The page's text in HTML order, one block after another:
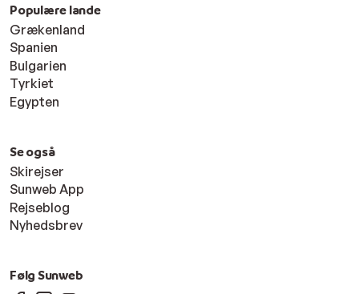
Populære lande
Grækenland
Spanien
Bulgarien
Tyrkiet
Egypten
Se også
Skirejser
Sunweb App
Rejseblog
Nyhedsbrev
Følg Sunweb